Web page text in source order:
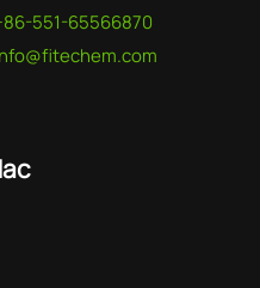
551-65566870